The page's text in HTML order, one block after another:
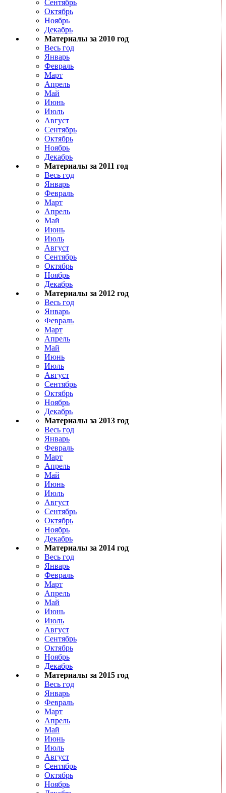
Сентябрь
Октябрь
Ноябрь
Декабрь
Материалы за 2010 год
Весь год
Январь
Февраль
Март
Апрель
Май
Июнь
Июль
Август
Сентябрь
Октябрь
Ноябрь
Декабрь
Материалы за 2011 год
Весь год
Январь
Февраль
Март
Апрель
Май
Июнь
Июль
Август
Сентябрь
Октябрь
Ноябрь
Декабрь
Материалы за 2012 год
Весь год
Январь
Февраль
Март
Апрель
Май
Июнь
Июль
Август
Сентябрь
Октябрь
Ноябрь
Декабрь
Материалы за 2013 год
Весь год
Январь
Февраль
Март
Апрель
Май
Июнь
Июль
Август
Сентябрь
Октябрь
Ноябрь
Декабрь
Материалы за 2014 год
Весь год
Январь
Февраль
Март
Апрель
Май
Июнь
Июль
Август
Сентябрь
Октябрь
Ноябрь
Декабрь
Материалы за 2015 год
Весь год
Январь
Февраль
Март
Апрель
Май
Июнь
Июль
Август
Сентябрь
Октябрь
Ноябрь